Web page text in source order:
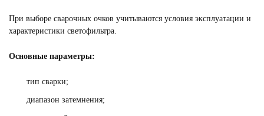
При выборе сварочных очков учитываются условия эксплуатации и
характеристики светофильтра.
Основные параметры:
тип сварки;
диапазон затемнения;